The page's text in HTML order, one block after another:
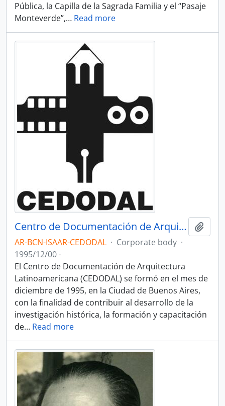
Pública, la Capilla de la Sagrada Familia y el “Pasaje
Monteverde”,… Read more
Centro de Documentación de Arquitectura Latinoamericana - CEDODAL
AR-BCN-ISAAR-CEDODAL · Corporate body ·
1995/12/00 -
El Centro de Documentación de Arquitectura
Latinoamericana (CEDODAL) se formó en el mes de
diciembre de 1995, en la Ciudad de Buenos Aires,
con la finalidad de contribuir al desarrollo de la
investigación histórica, la formación y capacitación
de… Read more